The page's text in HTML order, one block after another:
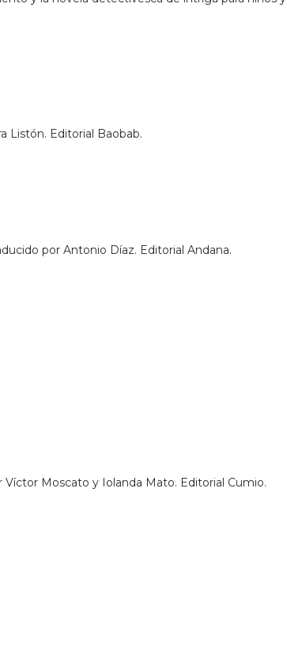
Listón. Editorial Baobab.
por Antonio Díaz. Editorial Andana.
Moscato y Iolanda Mato. Editorial Cumio.